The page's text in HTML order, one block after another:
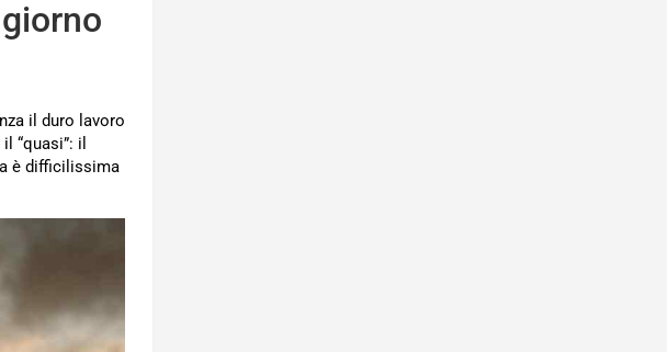
il duro lavoro
“quasi”: il
è difficilissima